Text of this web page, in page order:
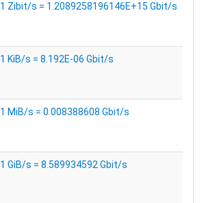
1 Zibit/s = 1.2089258196146E+15 Gbit/s
1 KiB/s = 8.192E-06 Gbit/s
1 MiB/s = 0.008388608 Gbit/s
1 GiB/s = 8.589934592 Gbit/s